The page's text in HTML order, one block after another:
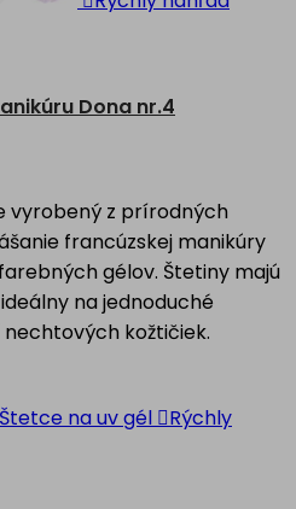
Dona nr.4
vyrobený z prírodných
francúzskej manikúry
gélov. Štetiny majú
na jednoduché
kožtičiek.
Rýchly